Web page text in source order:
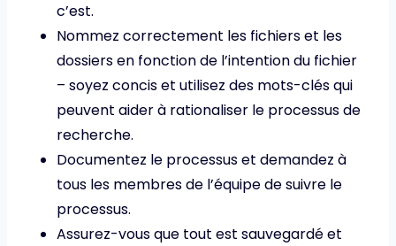
c’est.
Nommez correctement les fichiers et les
dossiers en fonction de l’intention du fichier
– soyez concis et utilisez des mots-clés qui
peuvent aider à rationaliser le processus de
recherche.
Documentez le processus et demandez à
tous les membres de l’équipe de suivre le
processus.
Assurez-vous que tout est sauvegardé et